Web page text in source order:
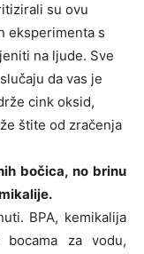
su ovu
eksperimenta s
na ljude. Sve
da vas je
cink oksid,
štite od zračenja
bočica, no brinu
BPA, kemikalija
za vodu,